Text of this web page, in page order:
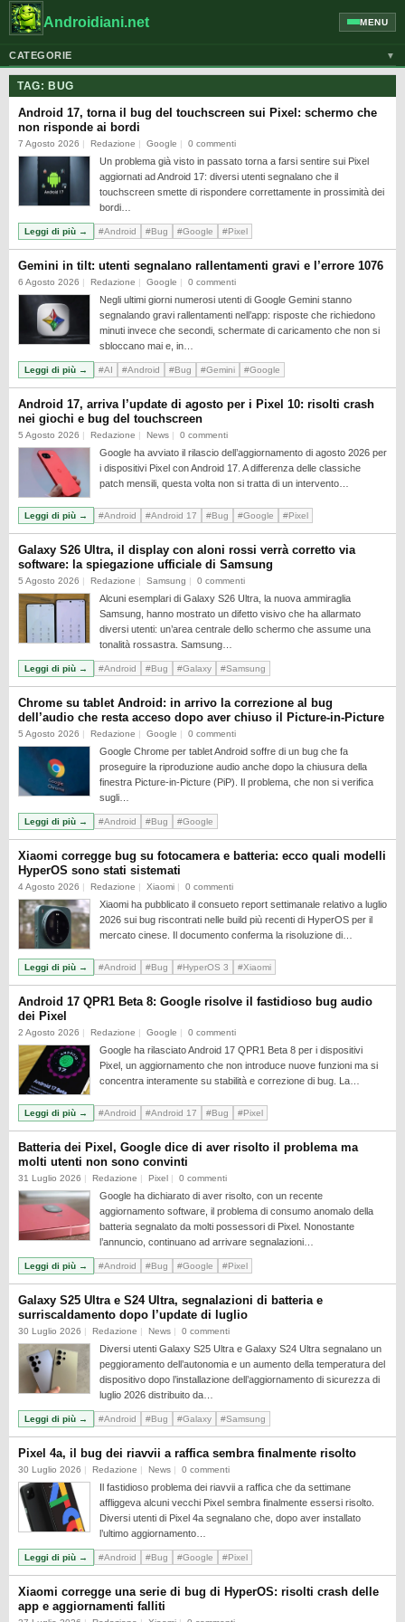
Androidiani.net MENU
CATEGORIE ▼
ALTRI DISPOSITIVI
CELLULARI
GUIDE
HONOR
MOTOROLA
ONEPLUS
PIXEL
POCO
PRIVACY
REALME
SAMSUNG
SICUREZZA
SVILUPPARE ANDROID
XIAOMI
TAG: BUG
Android 17, torna il bug del touchscreen sui Pixel: schermo che
non risponde ai bordi
7 Agosto 2026 Redazione Google 0 commenti
Un problema già visto in passato torna a farsi sentire sui Pixel
aggiornati ad Android 17: diversi utenti segnalano che il
touchscreen smette di rispondere correttamente in prossimità dei
bordi…
Leggi di più → #Android #Bug #Google #Pixel
Gemini in tilt: utenti segnalano rallentamenti gravi e l’errore 1076
6 Agosto 2026 Redazione Google 0 commenti
Negli ultimi giorni numerosi utenti di Google Gemini stanno
segnalando gravi rallentamenti nell’app: risposte che richiedono
minuti invece che secondi, schermate di caricamento che non si
sbloccano mai e, in…
Leggi di più → #AI #Android #Bug #Gemini #Google
Android 17, arriva l’update di agosto per i Pixel 10: risolti crash
nei giochi e bug del touchscreen
5 Agosto 2026 Redazione News 0 commenti
Google ha avviato il rilascio dell’aggiornamento di agosto 2026 per
i dispositivi Pixel con Android 17. A differenza delle classiche
patch mensili, questa volta non si tratta di un intervento…
Leggi di più → #Android #Android 17 #Bug #Google #Pixel
Galaxy S26 Ultra, il display con aloni rossi verrà corretto via
software: la spiegazione ufficiale di Samsung
5 Agosto 2026 Redazione Samsung 0 commenti
Alcuni esemplari di Galaxy S26 Ultra, la nuova ammiraglia
Samsung, hanno mostrato un difetto visivo che ha allarmato
diversi utenti: un’area centrale dello schermo che assume una
tonalità rossastra. Samsung…
Leggi di più → #Android #Bug #Galaxy #Samsung
Chrome su tablet Android: in arrivo la correzione al bug
dell’audio che resta acceso dopo aver chiuso il Picture-in-Picture
5 Agosto 2026 Redazione Google 0 commenti
Google Chrome per tablet Android soffre di un bug che fa
proseguire la riproduzione audio anche dopo la chiusura della
finestra Picture-in-Picture (PiP). Il problema, che non si verifica
sugli…
Leggi di più → #Android #Bug #Google
Xiaomi corregge bug su fotocamera e batteria: ecco quali modelli
HyperOS sono stati sistemati
4 Agosto 2026 Redazione Xiaomi 0 commenti
Xiaomi ha pubblicato il consueto report settimanale relativo a luglio
2026 sui bug riscontrati nelle build più recenti di HyperOS per il
mercato cinese. Il documento conferma la risoluzione di…
Leggi di più → #Android #Bug #HyperOS 3 #Xiaomi
Android 17 QPR1 Beta 8: Google risolve il fastidioso bug audio
dei Pixel
2 Agosto 2026 Redazione Google 0 commenti
Google ha rilasciato Android 17 QPR1 Beta 8 per i dispositivi
Pixel, un aggiornamento che non introduce nuove funzioni ma si
concentra interamente su stabilità e correzione di bug. La…
Leggi di più → #Android #Android 17 #Bug #Pixel
Batteria dei Pixel, Google dice di aver risolto il problema ma
molti utenti non sono convinti
31 Luglio 2026 Redazione Pixel 0 commenti
Google ha dichiarato di aver risolto, con un recente
aggiornamento software, il problema di consumo anomalo della
batteria segnalato da molti possessori di Pixel. Nonostante
l’annuncio, continuano ad arrivare segnalazioni…
Leggi di più → #Android #Bug #Google #Pixel
Galaxy S25 Ultra e S24 Ultra, segnalazioni di batteria e
surriscaldamento dopo l’update di luglio
30 Luglio 2026 Redazione News 0 commenti
Diversi utenti Galaxy S25 Ultra e Galaxy S24 Ultra segnalano un
peggioramento dell’autonomia e un aumento della temperatura del
dispositivo dopo l’installazione dell’aggiornamento di sicurezza di
luglio 2026 distribuito da…
Leggi di più → #Android #Bug #Galaxy #Samsung
Pixel 4a, il bug dei riavvii a raffica sembra finalmente risolto
30 Luglio 2026 Redazione News 0 commenti
Il fastidioso problema dei riavvii a raffica che da settimane
affliggeva alcuni vecchi Pixel sembra finalmente essersi risolto.
Diversi utenti di Pixel 4a segnalano che, dopo aver installato
l’ultimo aggiornamento…
Leggi di più → #Android #Bug #Google #Pixel
Xiaomi corregge una serie di bug di HyperOS: risolti crash delle
app e aggiornamenti falliti